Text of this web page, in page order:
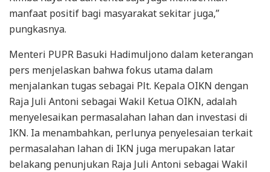
manfaat positif bagi masyarakat sekitar juga,”
pungkasnya.
Menteri PUPR Basuki Hadimuljono dalam keterangan
pers menjelaskan bahwa fokus utama dalam
menjalankan tugas sebagai Plt. Kepala OIKN dengan
Raja Juli Antoni sebagai Wakil Ketua OIKN, adalah
menyelesaikan permasalahan lahan dan investasi di
IKN. Ia menambahkan, perlunya penyelesaian terkait
permasalahan lahan di IKN juga merupakan latar
belakang penunjukan Raja Juli Antoni sebagai Wakil